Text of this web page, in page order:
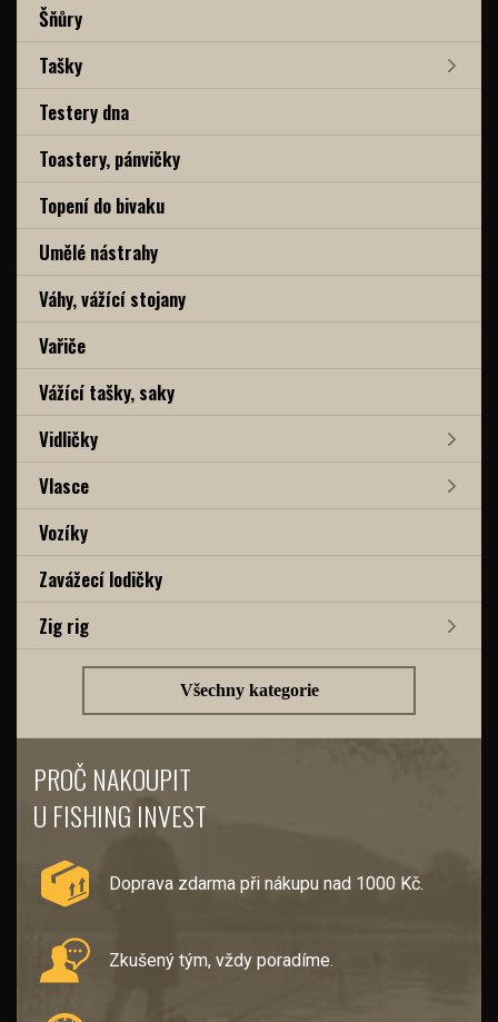
Šňůry
Tašky
Testery dna
Toastery, pánvičky
Topení do bivaku
Umělé nástrahy
Váhy, vážící stojany
Vařiče
Vážící tašky, saky
Vidličky
Vlasce
Vozíky
Zavážecí lodičky
Zig rig
Všechny kategorie
PROČ NAKOUPIT
U FISHING INVEST
Doprava zdarma při nákupu nad 1000 Kč.
Zkušený tým, vždy poradíme.